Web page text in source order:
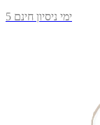
5 ימי ניסיון חינם